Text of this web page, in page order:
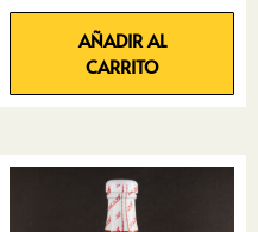
AÑADIR AL
CARRITO